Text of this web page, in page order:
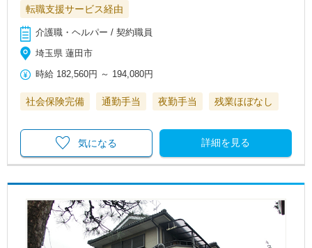
転職支援サービス経由
介護職・ヘルパー / 契約職員
埼玉県 蓮田市
時給 182,560円 ～ 194,080円
社会保険完備 通勤手当 夜勤手当 残業ほぼなし
詳細を見る
気になる